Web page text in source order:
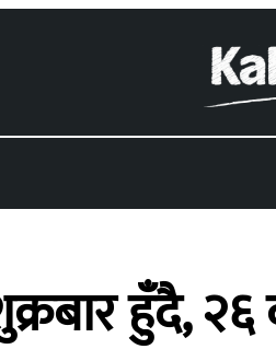
हुँदै, २६